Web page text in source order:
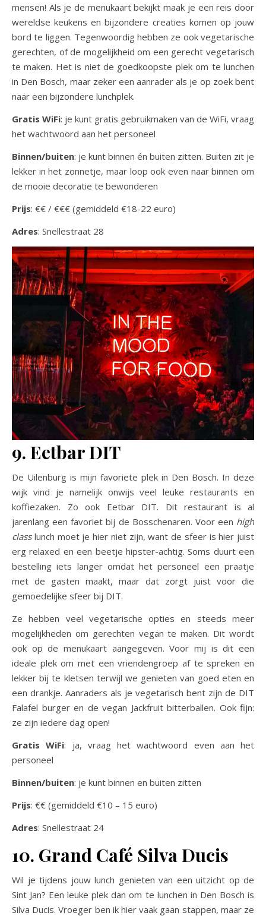
mensen! Als je de menukaart bekijkt maak je een reis door
wereldse keukens en bijzondere creaties komen op jouw
bord te liggen. Tegenwoordig hebben ze ook vegetarische
gerechten, of de mogelijkheid om een gerecht vegetarisch
te maken. Het is niet de goedkoopste plek om te lunchen
in Den Bosch, maar zeker een aanrader als je op zoek bent
naar een bijzondere lunchplek.
Gratis WiFi: je kunt gratis gebruikmaken van de WiFi, vraag
het wachtwoord aan het personeel
Binnen/buiten: je kunt binnen én buiten zitten. Buiten zit je
lekker in het zonnetje, maar loop ook even naar binnen om
de mooie decoratie te bewonderen
Prijs: €€ / €€€ (gemiddeld €18-22 euro)
Adres: Snellestraat 28
9. Eetbar DIT
De Uilenburg is mijn favoriete plek in Den Bosch. In deze
wijk vind je namelijk onwijs veel leuke restaurants en
koffiezaken. Zo ook Eetbar DIT. Dit restaurant is al
jarenlang een favoriet bij de Bosschenaren. Voor een high
classlunch moet je hier niet zijn, want de sfeer is hier juist
erg relaxed en een beetje hipster-achtig. Soms duurt een
bestelling iets langer omdat het personeel een praatje
met de gasten maakt, maar dat zorgt juist voor die
gemoedelijke sfeer bij DIT.
Ze hebben veel vegetarische opties en steeds meer
mogelijkheden om gerechten vegan te maken. Dit wordt
ook op de menukaart aangegeven. Voor mij is dit een
ideale plek om met een vriendengroep af te spreken en
lekker bij te kletsen terwijl we genieten van goed eten en
een drankje. Aanraders als je vegetarisch bent zijn de DIT
Falafel burger en de vegan Jackfruit bitterballen. Ook fijn:
ze zijn iedere dag open!
Gratis WiFi: ja, vraag het wachtwoord even aan het
personeel
Binnen/buiten: je kunt binnen en buiten zitten
Prijs: €€ (gemiddeld €10 – 15 euro)
Adres: Snellestraat 24
10. Grand Café Silva Ducis
Wil je tijdens jouw lunch genieten van een uitzicht op de
Sint Jan? Een leuke plek dan om te lunchen in Den Bosch is
Silva Ducis. Vroeger ben ik hier vaak gaan stappen, maar ze